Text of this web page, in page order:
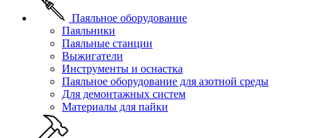
Паяльное оборудование
Паяльники
Паяльные станции
Выжигатели
Инструменты и оснастка
Паяльное оборудование для азотной среды
Для демонтажных систем
Материалы для пайки